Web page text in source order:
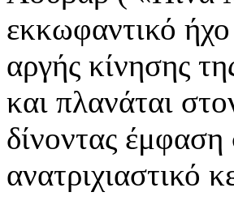
εκκωφαντικό
αργής κίνησης
και πλανάται
δίνοντας
ανατριχιαστικό